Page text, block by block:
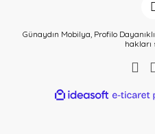
Günaydın Mobilya, Profilo
hakları
ideasoft